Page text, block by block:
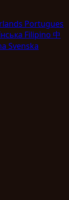
Portugues
Filipino 中
Svenska